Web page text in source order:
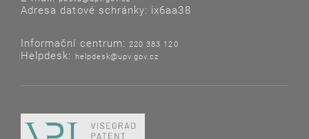
Adresa datové schránky: ix6aa38
Informační centrum: 220 383 120
Helpdesk: helpdesk@upv.gov.cz